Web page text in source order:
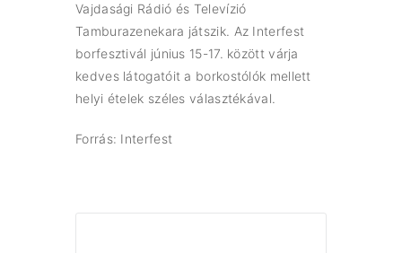
Vajdasági Rádió és Televízió
Tamburazenekara játszik. Az Interfest
borfesztivál június 15-17. között várja
kedves látogatóit a borkostólók mellett
helyi ételek széles választékával.
Forrás: Interfest